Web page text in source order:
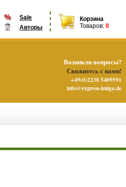
Sale
Авторы
Корзина
Товаров: 0
Возникли вопросы?
Свяжитесь с нами!
+49(0)2238 5409591
info@express-kniga.de